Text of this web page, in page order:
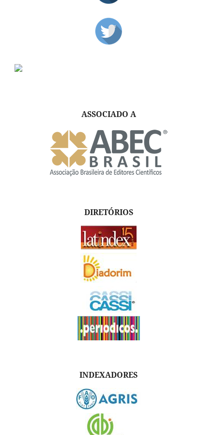
ASSOCIADO A
DIRETÓRIOS
INDEXADORES